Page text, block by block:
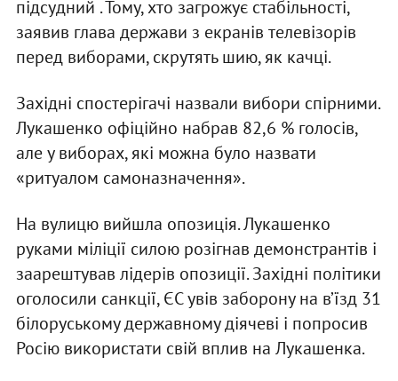
підсудний . Тому, хто загрожує стабільності,
заявив глава держави з екранів телевізорів
перед виборами, скрутять шию, як качці.
Західні спостерігачі назвали вибори спірними.
Лукашенко офіційно набрав 82,6 % голосів,
але у виборах, які можна було назвати
«ритуалом самоназначення».
На вулицю вийшла опозиція. Лукашенко
руками міліції силою розігнав демонстрантів і
заарештував лідерів опозиції. Західні політики
оголосили санкції, ЄС увів заборону на в’їзд 31
білоруському державному діячеві і попросив
Росію використати свій вплив на Лукашенка.